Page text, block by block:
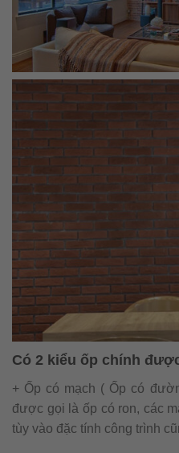
Có 2 kiểu ốp chính
+ Ốp có mạch ( Ốp có
được gọi là ốp có ron, các
tùy vào đặc tính công trình